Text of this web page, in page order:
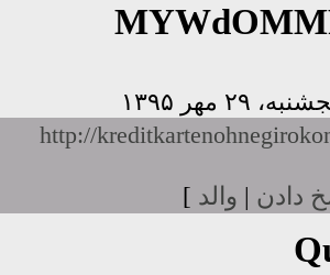
http://
دادن | والد ]